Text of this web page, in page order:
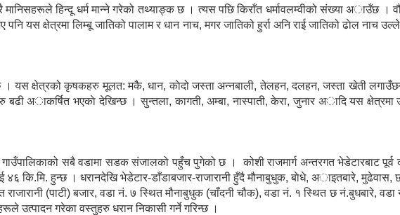
मानिसहरूले हिन्दू धर्म मान्ने गरेको तथ्याङ्क छ । त्यस पछि किराँत धर्मावलम्वीको संख्या अाउँछ ।
क्षेत्रमा लिम्बू जातिको पालाम र धान नाच, मगर जातिको हुर्रा अनि राई जातिको ढाेल नाच
। यस क्षेत्रको कृषकहरु मूलत: मकै, धान, काेदो जस्ता अन्नबाली, तेलहन, दलहन, जस्ता खेती
अाकर्षित भएकाे देखिन्छ । सुन्तला, कागती, अम्बा, नास्पाती, केरा, जुनार अादि यस
सबै वडामा सडक संजालको पहुँच पुगेको छ । कोशी राजमार्ग अन्तरगत भेडेटारबाट पूर्व
कि‍.मि. हुन्छ । धरानदेखि भेडेटार-डाँडाबजार-राजारानी हुँदै मौनाबुधुक, बाेधे, अाइतबारे,
(पाटी) बजार, वडा नं. ७ स्थित मौनाबुधुक (चाँदनी चौक), वडा नं. १ स्थित छ नं.बुधबारे,
उत्पादन गरेका वस्तुहरु धरान निकासी गर्ने गरिन्छ ।